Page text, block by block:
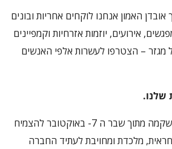
האמון אנחנו לוקחים אחריות ובונים
אירועים, יוזמות אזרחיות וקמפיינים
מגזר – הצטרפו לעשרות אלפי האנשים
שלנו.
קומו היא תנועה לאומית שקמה מתוך שבר ה 7- באוקטובר להצמיח
מלכדת ומחויבת לעתיד החברה